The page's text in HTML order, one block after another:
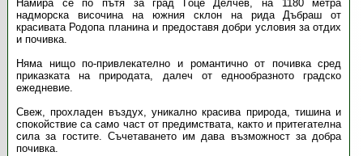
Намира се по пътя за град Гоце Делчев, на 1180 метра
надморска височина на южния склон на рида Дъбраш от
красивата Родопа планина и предоставя добри условия за отдих
и почивка.
Няма нищо по-привлекателно и романтично от почивка сред
приказката на природата, далеч от еднообразното градско
ежедневие.
Свеж, прохладен въздух, уникално красива природа, тишина и
спокойствие са само част от предимствата, както и притегателна
сила за гостите. Съчетаването им дава възможност за добра
почивка.